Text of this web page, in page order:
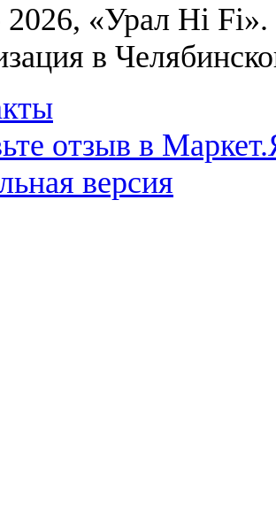
«Урал Hi
в
отзыв в
версия